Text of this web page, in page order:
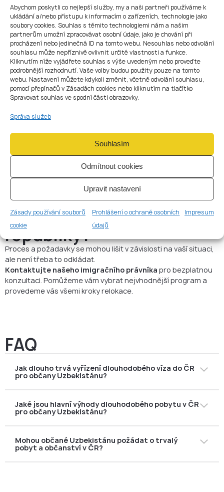
Abychom poskytli co nejlepší služby, my a naši partneři používáme k
ukládání a/nebo přístupu k informacím o zařízeních, technologie jako
soubory cookies. Souhlas s těmito technologiemi nám a našim
partnerům umožní zpracovávat osobní údaje, jako je chování při
procházení nebo jedinečná ID na tomto webu. Nesouhlas nebo odvolání
souhlasu může nepříznivě ovlivnit určité vlastnosti a funkce.
Kliknutím níže vyjádřete souhlas s výše uvedeným nebo proveďte
podrobnější rozhodnutí. Vaše volby budou použity pouze na tomto
webu. Nastavení můžete kdykoli změnit, včetně odvolání souhlasu,
pomocí přepínačů v Zásadách cookies nebo kliknutím na tlačítko
Spravovat souhlas ve spodní části obrazovky.
Správa služeb
Souhlasím
Odmítnout cookies
Upravit nastavení
Zásady používání souborů
cookie
Prohlášení o ochraně osobních
údajů
Impresum
pro občany Uzbekistánu
Volný pohyb po zemích Schengenského prostoru
Neomezený pobyt v České republice
Možnost získat hypotéku a koupit nemovitost
Založení živnosti nebo společnosti s účtem v jakékoli bance
Možnost přenesení pobytu do jiné země EU
Z dlouhodobého pobytu k
trvalému pobytu a
občanství
Po5 letechlegálního pobytu v Česku můžete požádat o
K tomu je potřeba dvakrát prodloužit dlouhodobé vízum.
(celkem 10 let) můžete požádat o
státní občanství prostřednictvím naturalizace.
Potřebujete pomoc s
imigrací do České
republiky?
Proces a požadavky se mohou lišit v závislosti na vaší situaci,
ale není třeba to odkládat.
Kontaktujte našeho imigračního právníka pro bezplatnou
konzultaci. Pomůžeme vám vybrat nejvhodnější program a
provedeme vás všemi kroky relokace.
FAQ
Jak dlouho trvá vyřízení dlouhodobého víza do ČR
pro občany Uzbekistánu?
závislosti na účelu pobytu (studium, práce, modrá
karta, sloučení rodiny, manželství nebo původ).
Jaké jsou hlavní výhody dlouhodobého pobytu v ČR
pro občany Uzbekistánu?
neomezený pobyt v ČR, možnostžádat o hypotéku a
koupit nemovitost , založit firmu nebo podnikat jako
OSVČ a později přesunout pobyt do jiné země EU.
Mohou občané Uzbekistánu požádat o trvalý
pobyt a občanství v ČR?